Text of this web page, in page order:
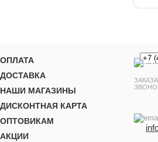
ОПЛАТА
ДОСТАВКА
НАШИ МАГАЗИНЫ
ДИСКОНТНАЯ КАРТА
ОПТОВИКАМ
АКЦИИ